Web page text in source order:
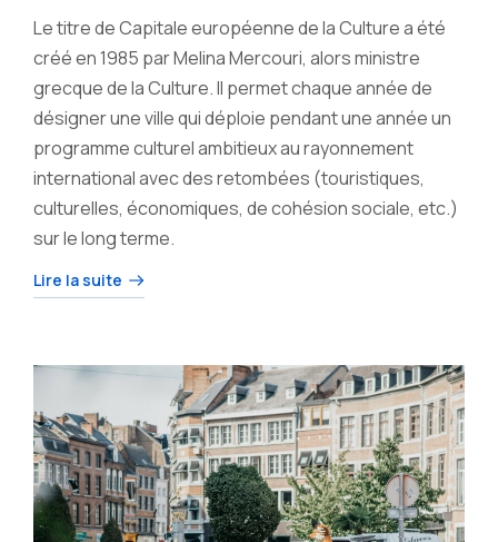
Le titre de Capitale européenne de la Culture a été
créé en 1985 par Melina Mercouri, alors ministre
grecque de la Culture. Il permet chaque année de
désigner une ville qui déploie pendant une année un
programme culturel ambitieux au rayonnement
international avec des retombées (touristiques,
culturelles, économiques, de cohésion sociale, etc.)
sur le long terme.
Lire la suite